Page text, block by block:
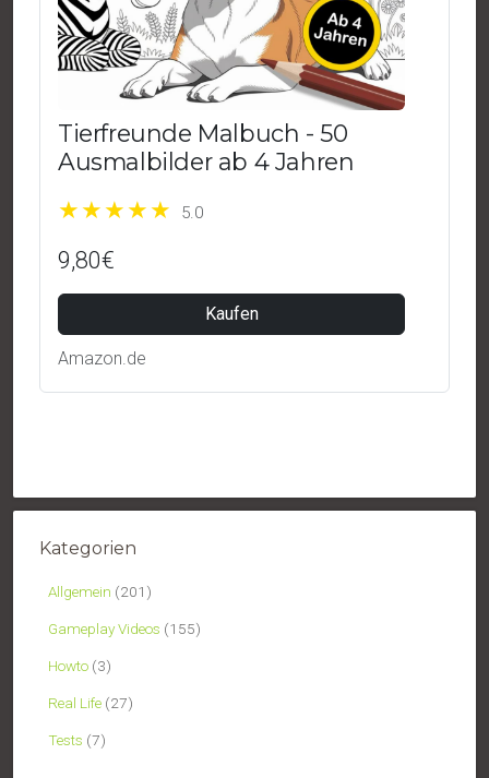
Tierfreunde Malbuch - 50
Ausmalbilder ab 4 Jahren
5.0
9,80€
Kaufen
Amazon.de
Kategorien
Allgemein (201)
Gameplay Videos (155)
Howto (3)
Real Life (27)
Tests (7)